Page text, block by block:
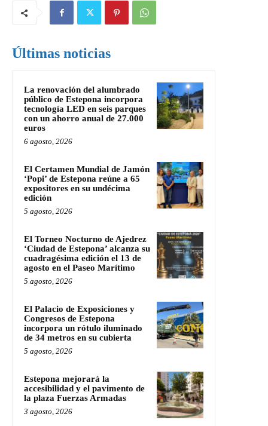
Últimas noticias
La renovación del alumbrado
público de Estepona incorpora
tecnología LED en seis parques
con un ahorro anual de 27.000
euros
6 agosto, 2026
El Certamen Mundial de Jamón
‘Popi’ de Estepona reúne a 65
expositores en su undécima
edición
5 agosto, 2026
El Torneo Nocturno de Ajedrez
‘Ciudad de Estepona’ alcanza su
cuadragésima edición el 13 de
agosto en el Paseo Marítimo
5 agosto, 2026
El Palacio de Exposiciones y
Congresos de Estepona
incorpora un rótulo iluminado
de 34 metros en su cubierta
5 agosto, 2026
Estepona mejorará la
accesibilidad y el pavimento de
la plaza Fuerzas Armadas
3 agosto, 2026